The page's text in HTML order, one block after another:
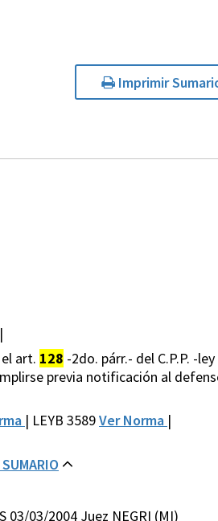
Imprimir
art. 128 -2do. párr.- del C.P.P. -
previa notificación al
| LEYB 3589Ver Norma |
03/03/2004 Juez NEGRI (MI)